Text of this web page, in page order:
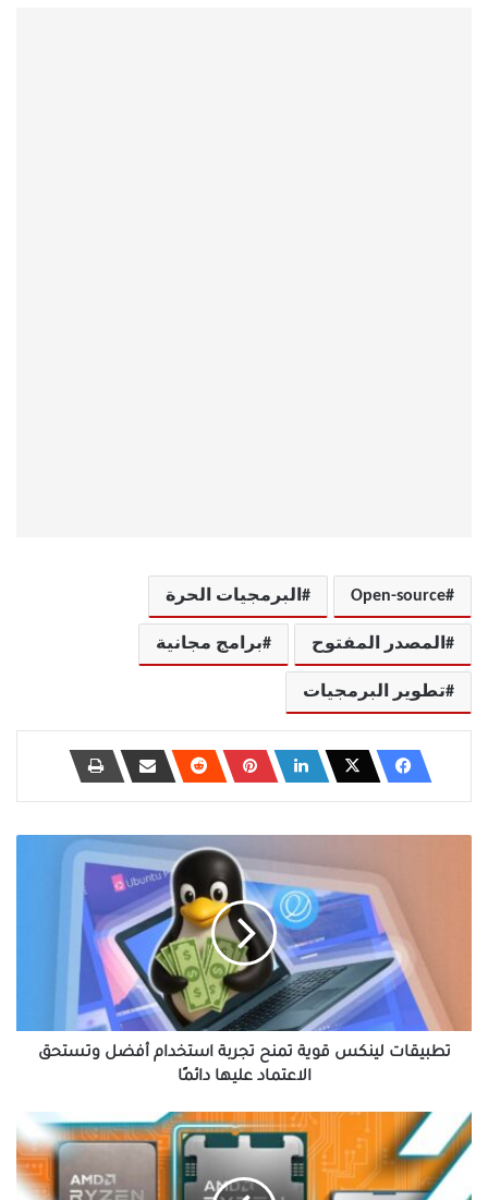
Open-source البرمجيات الحرة
المصدر المفتوح برامج مجانية
تطوير البرمجيات
استخدام
الاعتماد
عليهاتطبيقات لينكس قوية تمنح تجربة استخدام أفضل وتستحق
الاعتماد عليها دائمًا
المعالجات
التي
تعد